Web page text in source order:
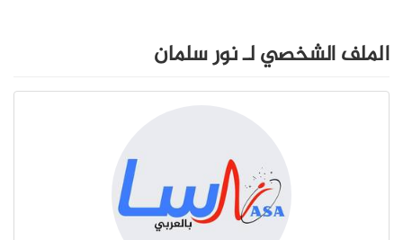
الملف الشخصي لـ نور سلمان